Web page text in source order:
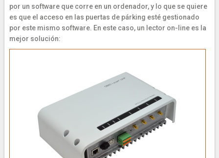
por un software que corre en un ordenador, y lo que se quiere
es que el acceso en las puertas de párking esté gestionado
por este mismo software. En este caso, un lector on-line es la
mejor solución: